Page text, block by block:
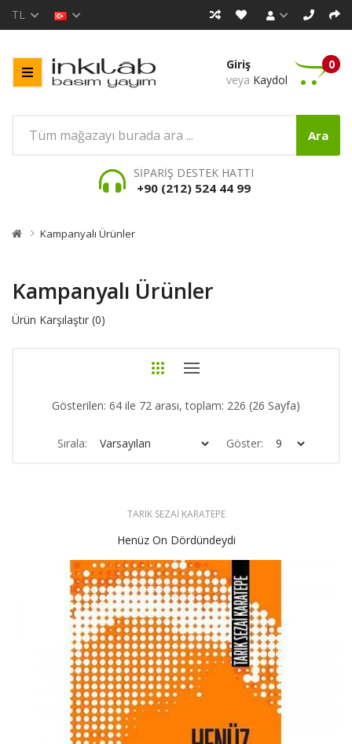
TL
Giriş
veya Kaydol
0
Ara
SİPARİŞ DESTEK HATTI
+90 (212) 524 44 99
Kampanyalı Ürünler
Kampanyalı Ürünler
Ürün Karşılaştır (0)
Gösterilen: 64 ile 72 arası, toplam: 226 (26 Sayfa)
Sırala: Göster:
TARIK SEZAİ KARATEPE
Henüz On Dördündeydi